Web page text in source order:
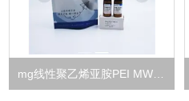
mg线性聚乙烯亚胺PEI MW25000